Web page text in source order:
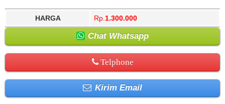
HARGA Rp. 1.300.000
Chat Whatsapp
Telphone
Kirim Email